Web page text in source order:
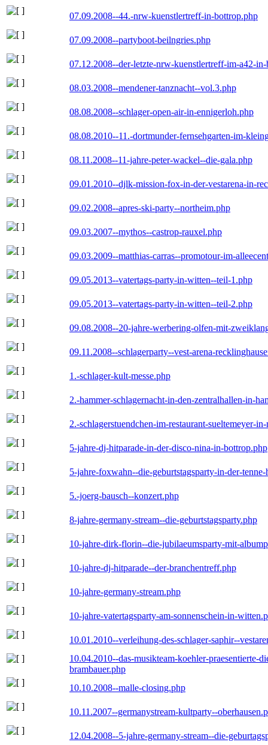
07.09.2008--44.-nrw-kuenstlertreff-in-bottrop.php
07.09.2008--partyboot-beilngries.php
07.12.2008--der-letzte-nrw-kuenstlertreff-im-a42-
08.03.2008--mendener-tanznacht--vol.3.php
08.08.2008--schlager-open-air-in-ennigerloh.php
08.08.2010--11.-dortmunder-fernsehgarten-im-
08.11.2008--11-jahre-peter-wackel--die-gala.php
09.01.2010--djlk-mission-fox-in-der-vestarena-in-
09.02.2008--apres-ski-party--northeim.php
09.03.2007--mythos--castrop-rauxel.php
09.03.2009--matthias-carras--promotour-im-
09.05.2013--vatertags-party-in-witten--teil-1.php
09.05.2013--vatertags-party-in-witten--teil-2.php
09.08.2008--20-jahre-werbering-olfen-mit-
09.11.2008--schlagerparty--vest-arena-
1.-schlager-kult-messe.php
2.-hammer-schlagernacht-in-den-zentralhallen-in-
2.-schlagerstuendchen-im-restaurant-sueltemeyer-
5-jahre-dj-hitparade-in-der-disco-nina-in-bottrop.php
5-jahre-foxwahn--die-geburtstagsparty-in-der-tenne-
5.-joerg-bausch--konzert.php
8-jahre-germany-stream--die-geburtstagsparty.php
10-jahre-dirk-florin--die-jubilaeumsparty-mit-
10-jahre-dj-hitparade--der-branchentreff.php
10-jahre-germany-stream.php
10-jahre-vatertagsparty-am-sonnenschein-in-
10.01.2010--verleihung-des-schlager-saphir--
10.04.2010--das-musikteam-koehler-praesentierte-
brambauer.php
10.10.2008--malle-closing.php
10.11.2007--germanystream-kultparty--
12.04.2008--5-jahre-germany-stream--die-